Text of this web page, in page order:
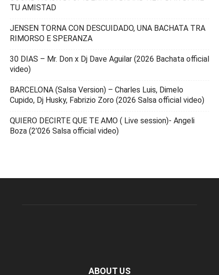
TU AMISTAD
JENSEN TORNA CON DESCUIDADO, UNA BACHATA TRA
RIMORSO E SPERANZA
30 DIAS – Mr. Don x Dj Dave Aguilar (2026 Bachata official
video)
BARCELONA (Salsa Version) – Charles Luis, Dimelo
Cupido, Dj Husky, Fabrizio Zoro (2026 Salsa official video)
QUIERO DECIRTE QUE TE AMO ( Live session)- Angeli
Boza (2’026 Salsa official video)
ABOUT US